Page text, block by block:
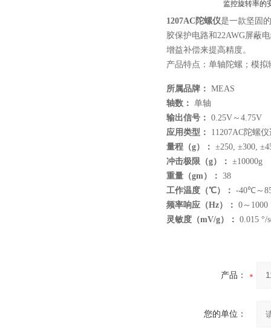
监控旋转率的
1207AC陀螺仪是一款坚固
胶保护电路和22AWG屏蔽
增益补偿来提高精度。
产品特点：单轴陀螺；模
所属品牌： MEAS
轴数： 单轴
输出信号： 0.25V～4.75V
应用类型：
11207AC陀螺
量程（g）： ±250, ±300,
冲击极限（g）： ±10000g
重量（gm）： 38
工作温度（℃）： -40℃～
频率响应（Hz）： 0～1000
灵敏度（mV/g）： 0.015 °/
产品：
您的单位：